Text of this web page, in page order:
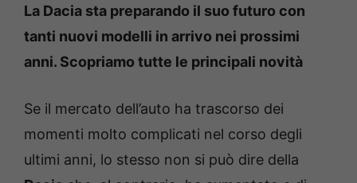
La Dacia sta preparando il suo futuro con
tanti nuovi modelli in arrivo nei prossimi
anni. Scopriamo tutte le principali novità
Se il mercato dell’auto ha trascorso dei
momenti molto complicati nel corso degli
ultimi anni, lo stesso non si può dire della